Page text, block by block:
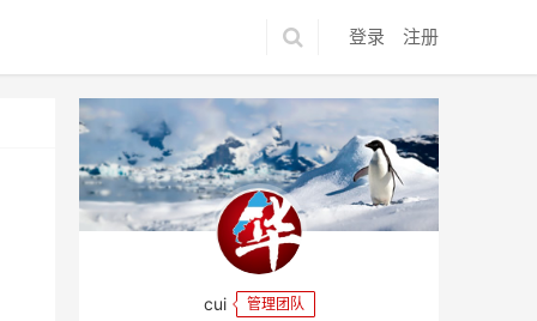
登录 注册
cui 管理团队